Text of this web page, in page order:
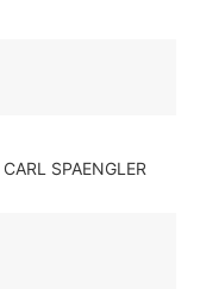
SPAENGLER